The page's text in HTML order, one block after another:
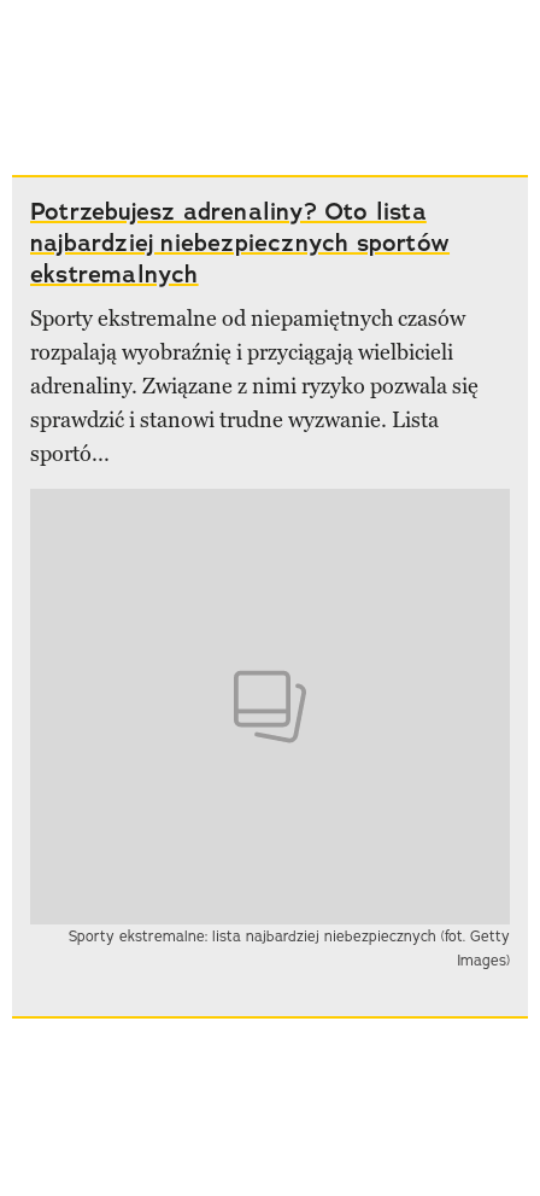
Potrzebujesz adrenaliny? Oto lista
najbardziej niebezpiecznych sportów
ekstremalnych
Sporty ekstremalne od niepamiętnych czasów
rozpalają wyobraźnię i przyciągają wielbicieli
adrenaliny. Związane z nimi ryzyko pozwala się
sprawdzić i stanowi trudne wyzwanie. Lista
sportó...
Sporty ekstremalne: lista najbardziej niebezpiecznych (fot. Getty
Images)